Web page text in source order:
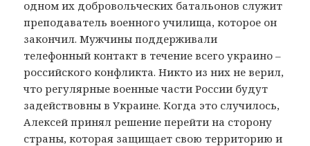
одном их добровольческих батальонов служит
преподаватель военного училища, которое он
закончил. Мужчины поддерживали
телефонный контакт в течение всего украино –
российского конфликта. Никто из них не верил,
что регулярные военные части России будут
задействовны в Украине. Когда это случилось,
Алексей принял решение перейти на сторону
страны, которая защищает свою территорию и